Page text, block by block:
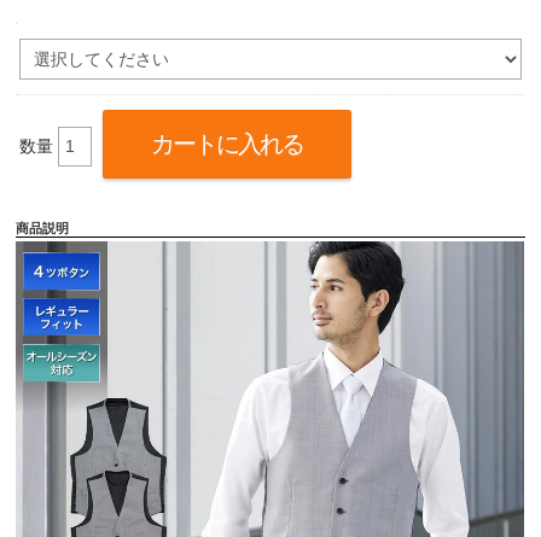
数量
商品説明